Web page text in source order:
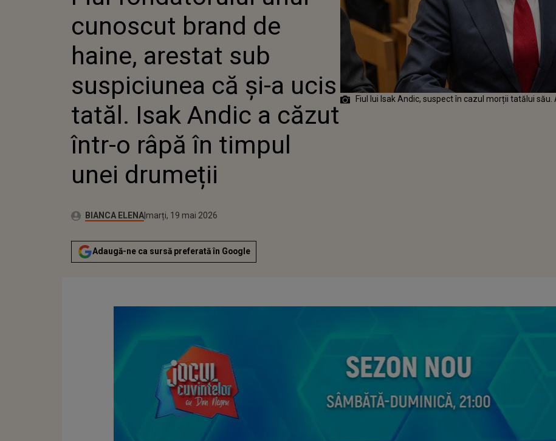
SUSPICIUNEA CĂ ȘI-A
UCIS TATĂL. ISAK ANDIC A
CĂZUT ÎNTR-O RÂPĂ ÎN
TIMPUL UNEI DRUMEȚII
cunoscut brand de
haine, arestat sub
suspiciunea că și-a ucis
tatăl. Isak Andic a căzut
într-o râpă în timpul
unei drumeții
Autor:BIANCA ELENA Publicat:
marți, 19 mai 2026
Adaugă-ne ca sursă preferată în Google
Fiul lui Isak Andic, suspect în cazul morții tatălui